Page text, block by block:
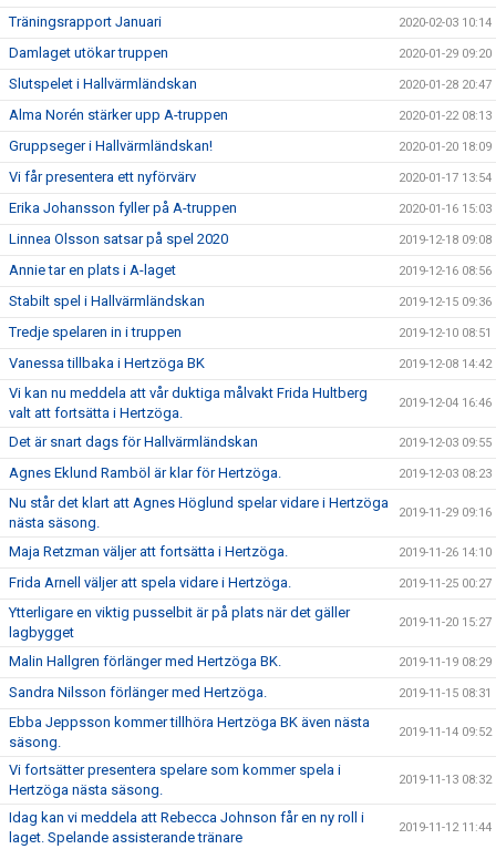
Träningsrapport Januari 2020-02-03 10:14
Damlaget utökar truppen 2020-01-29 09:20
Slutspelet i Hallvärmländskan 2020-01-28 20:47
Alma Norén stärker upp A-truppen 2020-01-22 08:13
Gruppseger i Hallvärmländskan! 2020-01-20 18:09
Vi får presentera ett nyförvärv 2020-01-17 13:54
Erika Johansson fyller på A-truppen 2020-01-16 15:03
Linnea Olsson satsar på spel 2020 2019-12-18 09:08
Annie tar en plats i A-laget 2019-12-16 08:56
Stabilt spel i Hallvärmländskan 2019-12-15 09:36
Tredje spelaren in i truppen 2019-12-10 08:51
Vanessa tillbaka i Hertzöga BK 2019-12-08 14:42
Vi kan nu meddela att vår duktiga målvakt Frida Hultberg
valt att fortsätta i Hertzöga.
2019-12-04 16:46
Det är snart dags för Hallvärmländskan 2019-12-03 09:55
Agnes Eklund Ramböl är klar för Hertzöga. 2019-12-03 08:23
Nu står det klart att Agnes Höglund spelar vidare i Hertzöga
nästa säsong.
2019-11-29 09:16
Maja Retzman väljer att fortsätta i Hertzöga. 2019-11-26 14:10
Frida Arnell väljer att spela vidare i Hertzöga. 2019-11-25 00:27
Ytterligare en viktig pusselbit är på plats när det gäller
lagbygget
2019-11-20 15:27
Malin Hallgren förlänger med Hertzöga BK. 2019-11-19 08:29
Sandra Nilsson förlänger med Hertzöga. 2019-11-15 08:31
Ebba Jeppsson kommer tillhöra Hertzöga BK även nästa
säsong.
2019-11-14 09:52
Vi fortsätter presentera spelare som kommer spela i
Hertzöga nästa säsong.
2019-11-13 08:32
Idag kan vi meddela att Rebecca Johnson får en ny roll i
laget. Spelande assisterande tränare
2019-11-12 11:44